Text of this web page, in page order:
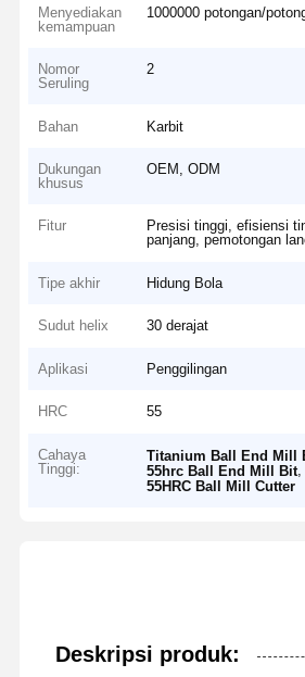
Menyediakan
kemampuan
1000000 potongan/
Nomor
Seruling
2
Bahan Karbit
Dukungan
khusus
OEM, ODM
Fitur
Presisi tinggi, efisiensi
panjang, pemotongan
Tipe akhir Hidung Bola
Sudut helix 30 derajat
Aplikasi Penggilingan
HRC 55
Cahaya
Tinggi:
Titanium Ball End Mill
55hrc Ball End Mill Bit
55HRC Ball Mill Cutter
Deskripsi produk: